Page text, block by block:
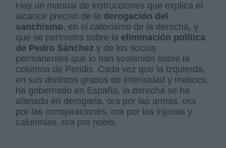
Hay un manual de instrucciones que explica el
alcance preciso de la derogación del
sanchismo, en el catecismo de la derecha, y
que se perimetra sobre la eliminación política
de Pedro Sánchez y de los socios
permanentes que lo han sostenido sobre la
columna de Peridis. Cada vez que la izquierda,
en sus distintos grados de intensidad y matices,
ha gobernado en España, la derecha se ha
afanado en derogarla, ora por las armas, ora
por las conspiraciones, ora por las injurias y
calumnias, ora pro nobis.